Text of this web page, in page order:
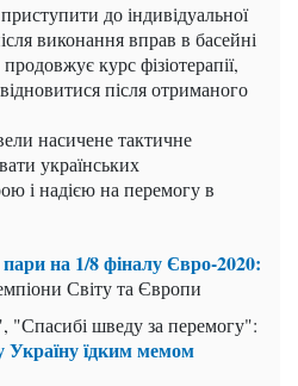
до індивідуальної
виконання вправ в басейні
курс фізіотерапії,
після отриманого
насичене тактичне
українських
і надією на перемогу в
пари на 1/8 фіналу Євро-2020:
Світу та Європи
"Спасибі шведу за перемогу":
Україну їдким мемом